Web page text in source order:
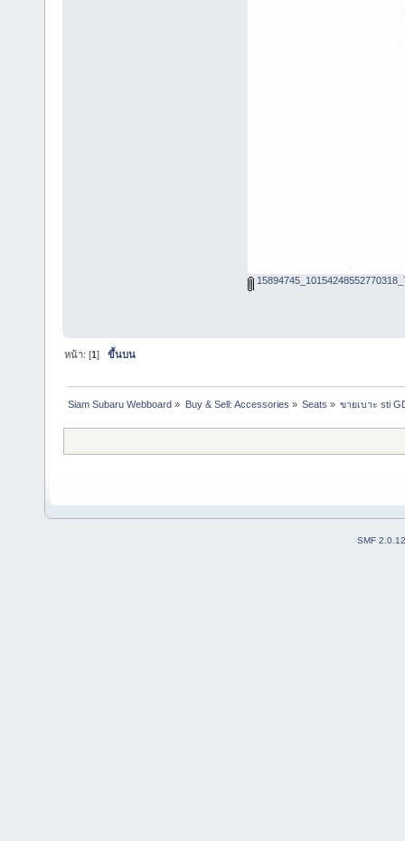
หน้า: [1]ขึ้นบน
Siam Subaru Webboard » Buy & Sell: Accessories » Seats » ขายเบาะ sti
SMF 2.0.12